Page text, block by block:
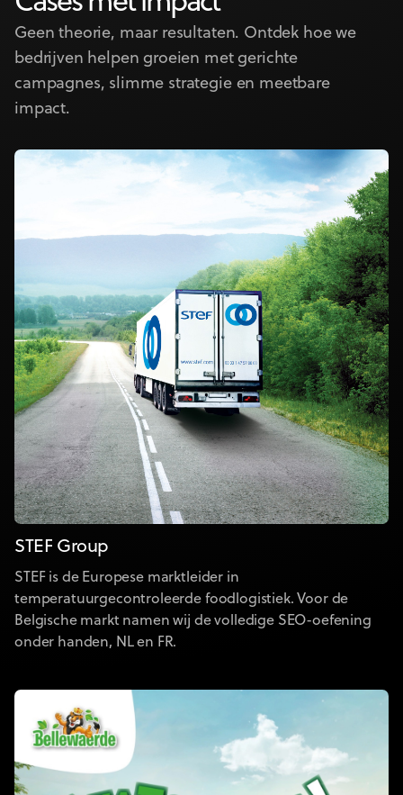
Geen theorie, maar resultaten. Ontdek hoe we
bedrijven helpen groeien met gerichte
campagnes, slimme strategie en meetbare
impact.
STEF Group
STEF is de Europese marktleider in
temperatuurgecontroleerde foodlogistiek. Voor de
Belgische markt namen wij de volledige SEO-oefening
onder handen, NL en FR.